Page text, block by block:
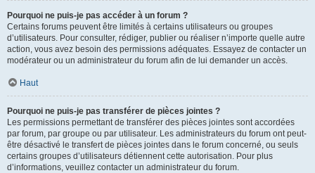
Pourquoi ne puis-je pas accéder à un forum ?
Certains forums peuvent être limités à certains utilisateurs ou groupes
d’utilisateurs. Pour consulter, rédiger, publier ou réaliser n’importe quelle autre
action, vous avez besoin des permissions adéquates. Essayez de contacter un
modérateur ou un administrateur du forum afin de lui demander un accès.
Haut
Pourquoi ne puis-je pas transférer de pièces jointes ?
Les permissions permettant de transférer des pièces jointes sont accordées
par forum, par groupe ou par utilisateur. Les administrateurs du forum ont peut-
être désactivé le transfert de pièces jointes dans le forum concerné, ou seuls
certains groupes d’utilisateurs détiennent cette autorisation. Pour plus
d’informations, veuillez contacter un administrateur du forum.